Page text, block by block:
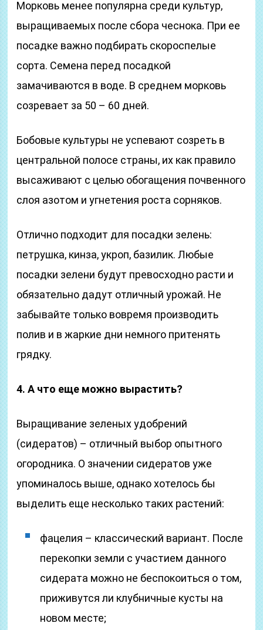
Морковь менее популярна среди культур,
выращиваемых после сбора чеснока. При ее
посадке важно подбирать скороспелые
сорта. Семена перед посадкой
замачиваются в воде. В среднем морковь
созревает за 50 – 60 дней.
Бобовые культуры не успевают созреть в
центральной полосе страны, их как правило
высаживают с целью обогащения почвенного
слоя азотом и угнетения роста сорняков.
Отлично подходит для посадки зелень:
петрушка, кинза, укроп, базилик. Любые
посадки зелени будут превосходно расти и
обязательно дадут отличный урожай. Не
забывайте только вовремя производить
полив и в жаркие дни немного притенять
грядку.
4. А что еще можно вырастить?
Выращивание зеленых удобрений
(сидератов) – отличный выбор опытного
огородника. О значении сидератов уже
упоминалось выше, однако хотелось бы
выделить еще несколько таких растений:
фацелия – классический вариант. После
перекопки земли с участием данного
сидерата можно не беспокоиться о том,
приживутся ли клубничные кусты на
новом месте;